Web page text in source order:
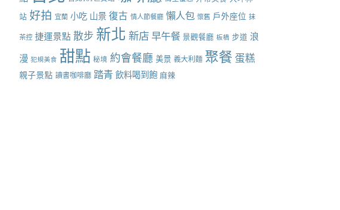
站 好拍 宜蘭 小吃 山景 復古 情人節餐廳 懶人包 懷舊 戶外座位 抹
茶控 捷運景點 散步 新北 新店 早午餐 景觀餐廳 板橋 步道 浪
漫 犯規美食 甜點 秘境 約會餐廳 美景 義大利麵 聚餐 蛋糕
親子景點 讀書咖啡廳 踏青 飲料喝到飽 麻辣